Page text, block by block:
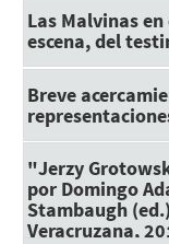
Las Malvinas
escena, del
Breve
"Jerzy
por Domingo
Stambaugh
Veracruzana,